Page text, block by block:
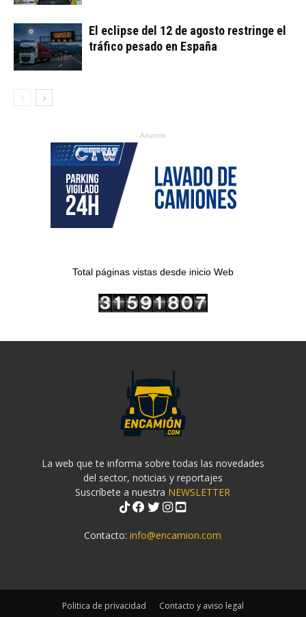
El eclipse del 12 de agosto restringe el
tráfico pesado en España
Anuncio
Total páginas vistas desde inicio Web
La web que te informa sobre todas las novedades
del sector, noticias y reportajes
Suscríbete a nuestra NEWSLETTER
Contacto:info@encamion.com
Politica de privacidad Contacto y aviso legal